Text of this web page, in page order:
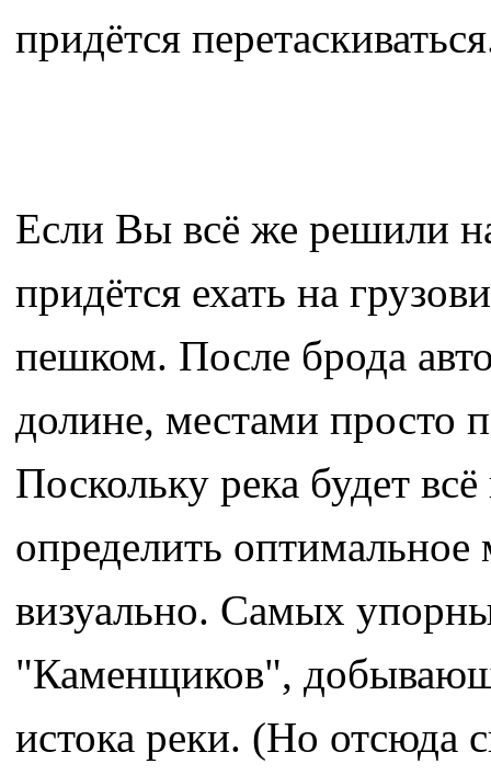
придётся
Если Вы всё же решили
придётся ехать на
пешком. После брода
долине, местами просто
Поскольку река будет
определить
визуально. Самых
"Каменщиков",
истока реки. (Но отсюда